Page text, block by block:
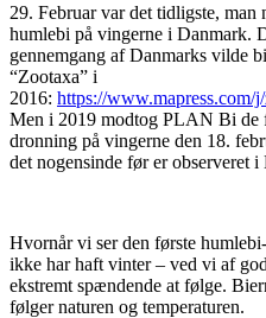
29. Februar var det tidligste, man
humlebi på vingerne i Danmark.
gennemgang af Danmarks vilde
“Zootaxa” i
2016: https://www.mapress.com/
Men i 2019 modtog PLAN Bi de
dronning på vingerne den 18.
det nogensinde før er observeret i
Hvornår vi ser den første
ikke har haft vinter – ved vi af
ekstremt spændende at følge.
følger naturen og temperaturen.